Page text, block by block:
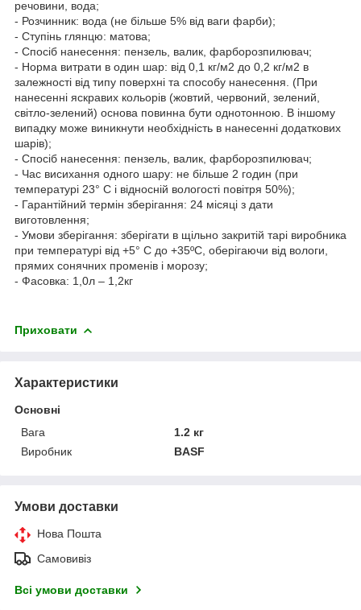
речовини, вода;
- Розчинник: вода (не більше 5% від ваги фарби);
- Ступінь глянцю: матова;
- Спосіб нанесення: пензель, валик, фарборозпилювач;
- Норма витрати в один шар: від 0,1 кг/м2 до 0,2 кг/м2 в
залежності від типу поверхні та способу нанесення. (При
нанесенні яскравих кольорів (жовтий, червоний, зелений,
світло-зелений) основа повинна бути однотонною. В іншому
випадку може виникнути необхідність в нанесенні додаткових
шарів);
- Спосіб нанесення: пензель, валик, фарборозпилювач;
- Час висихання одного шару: не більше 2 годин (при
температурі 23° С і відносній вологості повітря 50%);
- Гарантійний термін зберігання: 24 місяці з дати
виготовлення;
- Умови зберігання: зберігати в щільно закритій тарі виробника
при температурі від +5° С до +35ºС, оберігаючи від вологи,
прямих сонячних променів і морозу;
- Фасовка: 1,0л – 1,2кг
Приховати
Характеристики
Основні
Вага
1.2 кг
Виробник
BASF
Умови доставки
Нова Пошта
Самовивіз
Всі умови доставки